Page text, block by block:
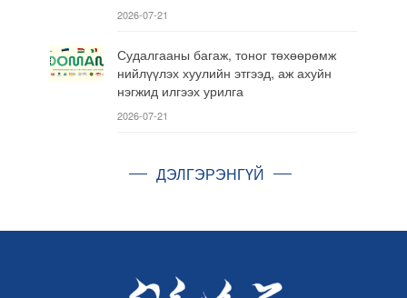
2026-07-21
Судалгааны багаж, тоног төхөөрөмж
нийлүүлэх хуулийн этгээд, аж ахуйн
нэгжид илгээх урилга
2026-07-21
ДЭЛГЭРЭНГҮЙ